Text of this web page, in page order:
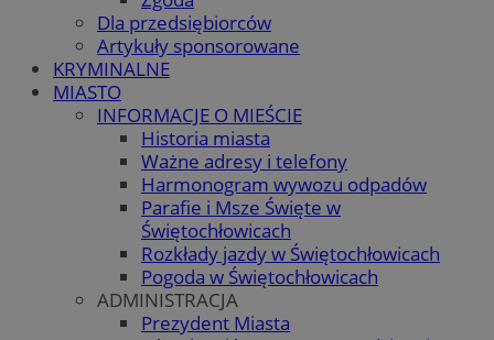
Dla przedsiębiorców
Artykuły sponsorowane
KRYMINALNE
MIASTO
INFORMACJE O MIEŚCIE
Historia miasta
Ważne adresy i telefony
Harmonogram wywozu odpadów
Parafie i Msze Święte w
Świętochłowicach
Rozkłady jazdy w Świętochłowicach
Pogoda w Świętochłowicach
ADMINISTRACJA
Prezydent Miasta